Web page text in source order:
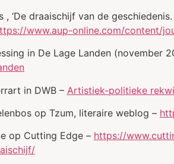
‘De draaischijf van de
www.aup-online.com/content/
in De Lage Landen (november
in DWB – Artistiek-politieke
op Tzum, literaire weblog –
op Cutting Edge – https://